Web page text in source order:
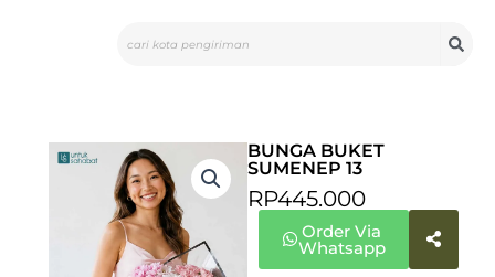
BUNGA BUKET
SUMENEP 13
RP445.000
Order Via
Whatsapp